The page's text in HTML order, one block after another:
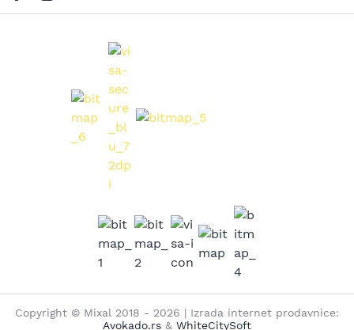
Copyright © Mixal 2018 - 2026 | Izrada internet prodavnice:
Avokado.rs & WhiteCitySoft